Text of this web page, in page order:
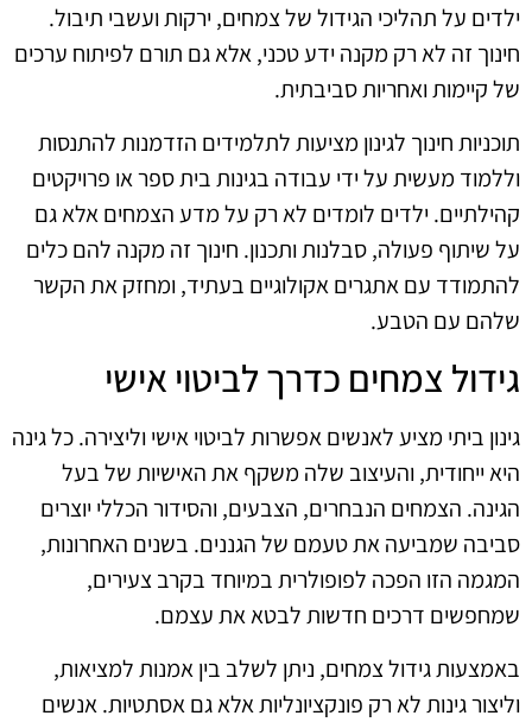
ילדים על תהליכי הגידול של צמחים, ירקות ועשבי תיבול.
חינוך זה לא רק מקנה ידע טכני, אלא גם תורם לפיתוח ערכים
של קיימות ואחריות סביבתית.
תוכניות חינוך לגינון מציעות לתלמידים הזדמנות להתנסות
וללמוד מעשית על ידי עבודה בגינות בית ספר או פרויקטים
קהילתיים. ילדים לומדים לא רק על מדע הצמחים אלא גם
על שיתוף פעולה, סבלנות ותכנון. חינוך זה מקנה להם כלים
להתמודד עם אתגרים אקולוגיים בעתיד, ומחזק את הקשר
שלהם עם הטבע.
גידול צמחים כדרך לביטוי אישי
גינון ביתי מציע לאנשים אפשרות לביטוי אישי וליצירה. כל גינה
היא ייחודית, והעיצוב שלה משקף את האישיות של בעל
הגינה. הצמחים הנבחרים, הצבעים, והסידור הכללי יוצרים
סביבה שמביעה את טעמם של הגננים. בשנים האחרונות,
המגמה הזו הפכה לפופולרית במיוחד בקרב צעירים,
שמחפשים דרכים חדשות לבטא את עצמם.
באמצעות גידול צמחים, ניתן לשלב בין אמנות למציאות,
וליצור גינות לא רק פונקציונליות אלא גם אסתטיות. אנשים